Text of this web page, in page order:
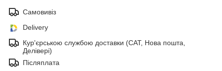
Самовивіз
Delivery
Кур'єрською службою доставки (САТ, Нова пошта,
Делівері)
Післяплата